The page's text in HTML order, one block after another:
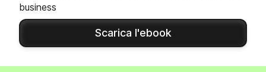
business
Scarica l'ebook